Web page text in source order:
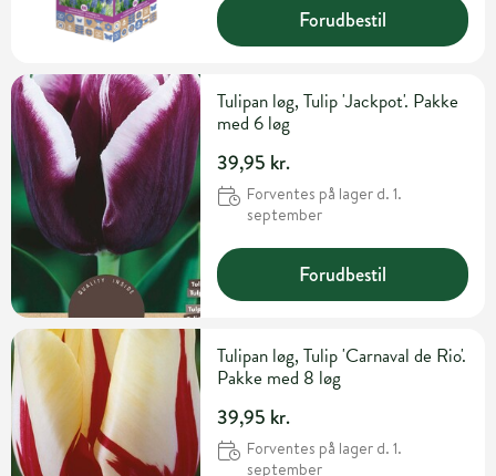
Forudbestil
Tulipan løg, Tulip 'Jackpot'. Pakke
med 6 løg
39,95 kr.
Forventes på lager d. 1.
september
Forudbestil
Tulipan løg, Tulip 'Carnaval de Rio'.
Pakke med 8 løg
39,95 kr.
Forventes på lager d. 1.
september